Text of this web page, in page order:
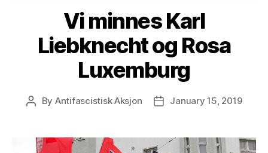
Vi minnes Karl
Liebknecht og Rosa
Luxemburg
Post
By Antifascistisk Aksjon
PostJanuary 15, 2019